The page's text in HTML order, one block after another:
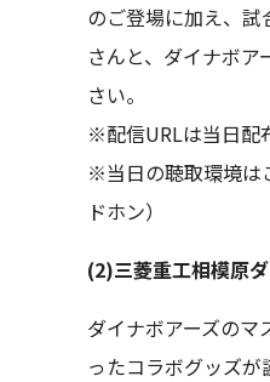
のご登場に加え、
さんと、ダイナボ
さい。
※配信URLは当日配
※当日の聴取環境は
ドホン）
(2)三菱重工相模原
ダイナボアーズの
ったコラボグッズ